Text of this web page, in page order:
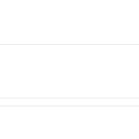
iRent的app後，可